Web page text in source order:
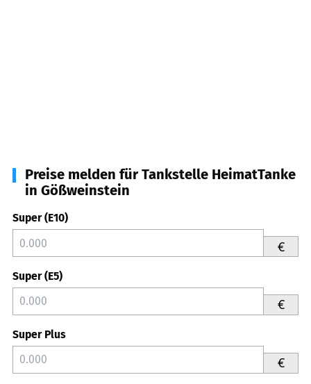
Preise melden für Tankstelle HeimatTanke
in Gößweinstein
Super (E10)
€
Super (E5)
€
Super Plus
€